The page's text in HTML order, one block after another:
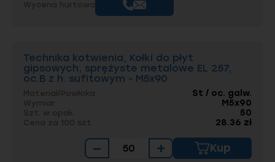
Technika kotwienia, Kołki do płyt
gipsowych, sprężyste metalowe EL 257,
oc.B z h. sufitowym - M5x90
St / oc. galw.
M5x90
50
28.36 zł
− + Kup